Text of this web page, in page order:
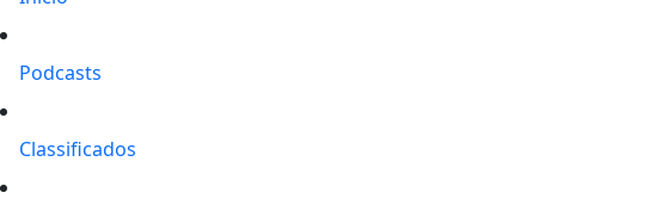
Podcasts
Classificados